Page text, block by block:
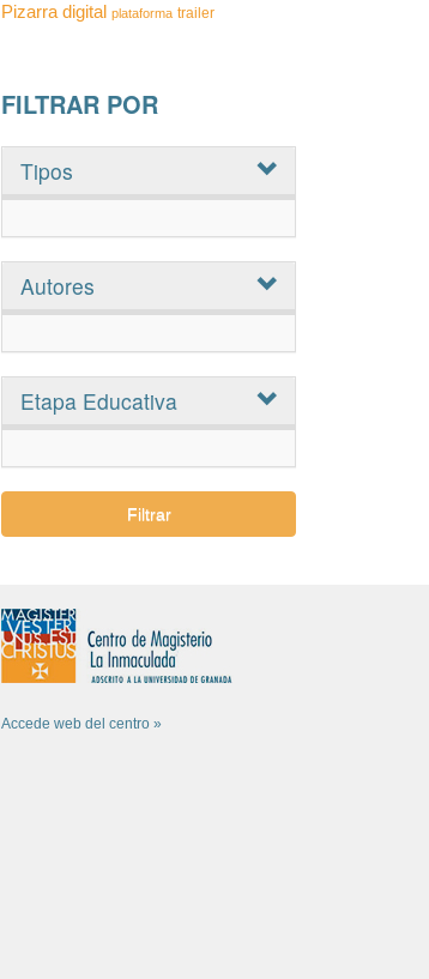
Pizarra digital plataforma trailer
FILTRAR POR
Tipos
Autores
Etapa Educativa
Filtrar
Accede web del centro »